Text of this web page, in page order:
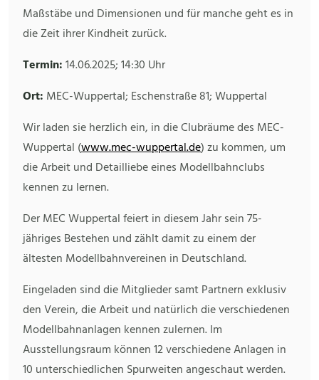
Maßstäbe und Dimensionen und für manche geht es in
die Zeit ihrer Kindheit zurück.
Termin:14.06.2025; 14:30 Uhr
Ort: MEC-Wuppertal; Eschenstraße 81; Wuppertal
Wir laden sie herzlich ein, in die Clubräume des MEC-
Wuppertal (www.mec-wuppertal.de) zu kommen, um
die Arbeit und Detailliebe eines Modellbahnclubs
kennen zu lernen.
Der MEC Wuppertal feiert in diesem Jahr sein 75-
jähriges Bestehen und zählt damit zu einem der
ältesten Modellbahnvereinen in Deutschland.
Eingeladen sind die Mitglieder samt Partnern exklusiv
den Verein, die Arbeit und natürlich die verschiedenen
Modellbahnanlagen kennen zulernen. Im
Ausstellungsraum können 12 verschiedene Anlagen in
10 unterschiedlichen Spurweiten angeschaut werden.